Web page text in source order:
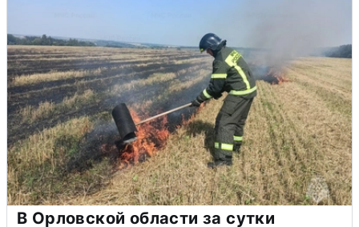
В Орловской области за сутки